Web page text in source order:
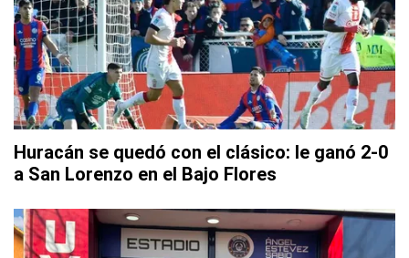
Huracán se quedó con el clásico: le ganó 2-0
a San Lorenzo en el Bajo Flores